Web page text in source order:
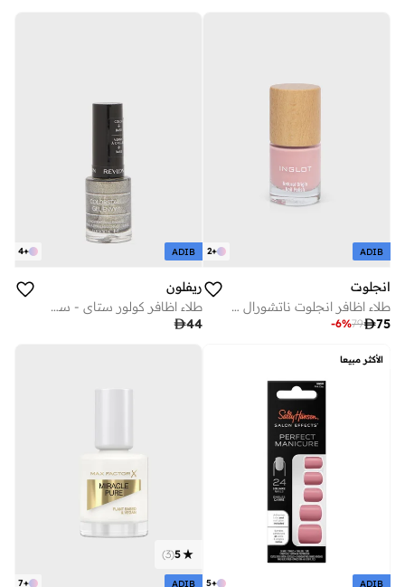
+
2 ADIB
انجلوت
طلاء اظافر انجلوت ناتشورال اوريجين - فري سبيريتد 006
75
79
-6%
+
4 ADIB
ريفلون
طلاء اظافر كولور ستاي - سموك اند ميرورز
44
الأكثر مبيعا
+
5 ADIB
+
7
5
(
3
)
ADIB